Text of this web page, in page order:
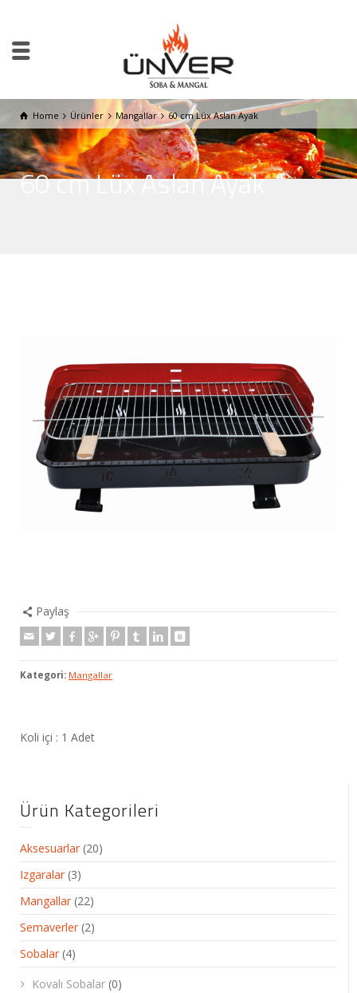
Home Ürünler Mangallar 60 cm Lüx Aslan Ayak
60 cm Lüx Aslan Ayak
Paylaş
Kategori: Mangallar
Koli içi : 1 Adet
Ürün Kategorileri
Aksesuarlar (20)
Izgaralar (3)
Mangallar (22)
Semaverler (2)
Sobalar (4)
Kovalı Sobalar (0)